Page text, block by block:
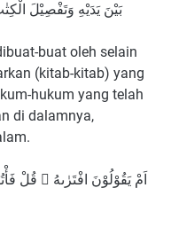
بَيْنَ يَدَيْهِ وَتَفْصِيْلَ
buat oleh selain
(kitab-kitab) yang
hukum yang telah
di dalamnya,
اَمْ يَقُوْلُوْنَ افْتَرٰىهُ ۗ قُلْ